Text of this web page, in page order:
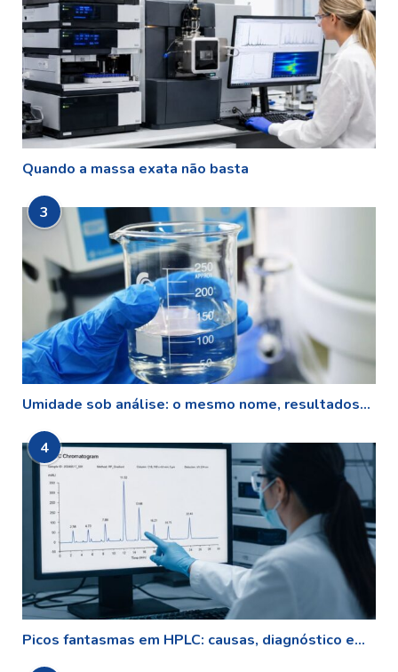
Quando a massa exata não basta
3
Umidade sob análise: o mesmo nome, resultados...
4
Picos fantasmas em HPLC: causas, diagnóstico e...